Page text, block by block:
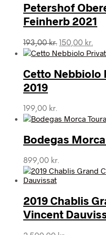
Petershof
Feinherb 2021
193,00kr. Den
oprindelige
var:
193,00 kr..
150,00 kr.
er:
Cetto Nebbiolo
2019
199,00 kr.
Bodegas
899,00 kr.
2019 Chablis
Vincent